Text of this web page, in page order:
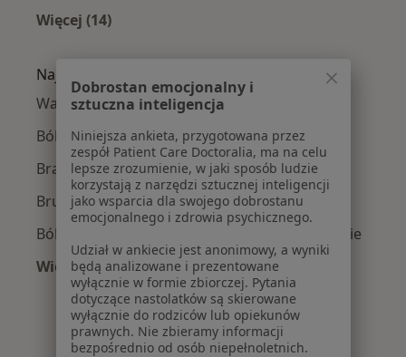
Więcej (14)
Najczęście leczone choroby
Wady zgryzu w Józefowie
Ból zęba w Józefowie
Braki zębowe w Józefowie
Bruksizm w Józefowie
Ból stawu skroniowo-żuchwowego w Józefowie
Więcej (15)
Więcej w kategorii: Najczęście leczone
Dobrostan emocjonalny i
sztuczna inteligencja
Niniejsza ankieta, przygotowana przez
zespół Patient Care Doctoralia, ma na celu
lepsze zrozumienie, w jaki sposób ludzie
korzystają z narzędzi sztucznej inteligencji
jako wsparcia dla swojego dobrostanu
emocjonalnego i zdrowia psychicznego.
Udział w ankiecie jest anonimowy, a wyniki
będą analizowane i prezentowane
wyłącznie w formie zbiorczej. Pytania
dotyczące nastolatków są skierowane
wyłącznie do rodziców lub opiekunów
prawnych. Nie zbieramy informacji
bezpośrednio od osób niepełnoletnich.